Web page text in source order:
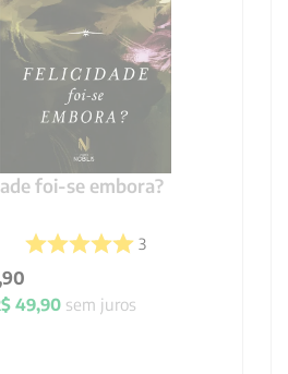
foi-se embora?
3
90
49,90sem juros